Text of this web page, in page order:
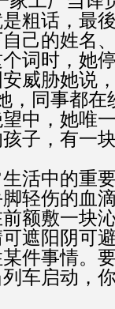
粗话，最
己的姓名
词时，她
威胁她说
，同事都在
中，她唯
子，有一
活中的重
轻伤的血
额敷一块
遮阳阴可
件事情。
车启动，